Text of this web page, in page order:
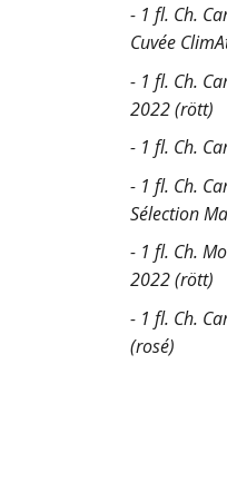
- 1 fl. Ch.
Cuvée
- 1 fl. Ch.
2022 (rött)
- 1 fl. Ch.
- 1 fl. Ch.
Sélection
- 1 fl. Ch.
2022 (rött)
- 1 fl. Ch.
(rosé)